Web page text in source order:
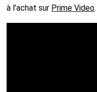
à l’achat sur Prime Video.